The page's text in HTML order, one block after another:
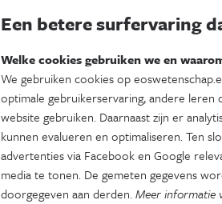
Een betere surfervaring
Welke cookies gebruiken we en
We gebruiken cookies op
optimale gebruikerservaring, andere leren
website gebruiken. Daarnaast zijn er
kunnen evalueren en optimaliseren. Ten
advertenties via Facebook en Google
media te tonen. De gemeten gegevens
doorgegeven aan derden.Meer informatie